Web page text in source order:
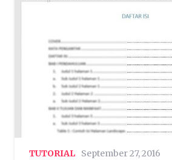
TUTORIAL September 27, 2016